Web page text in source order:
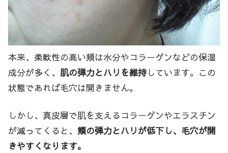
本来、柔軟性の高い頬は水分やコラーゲンなどの保湿
成分が多く、 肌の弾力とハリを維持しています。この
状態であれば毛穴は開きません。
しかし、真皮層で肌を支えるコラーゲンやエラスチン
が減ってくると、 頬の弾力とハリが低下し、毛穴が開
きやすくなります。